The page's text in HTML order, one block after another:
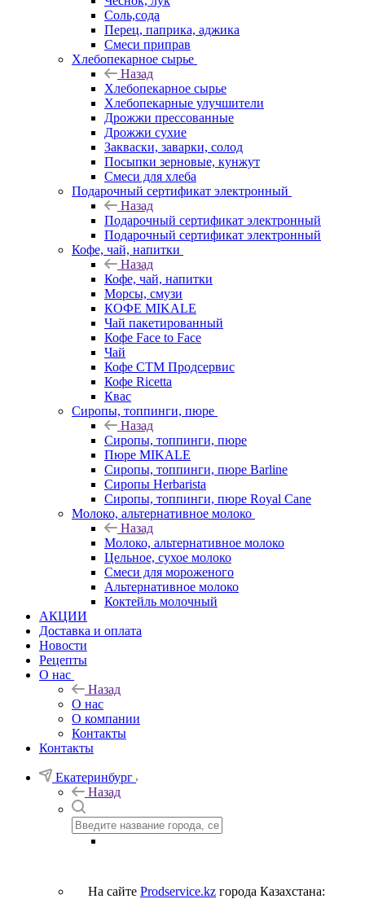
Соль,сода
Перец, паприка, аджика
Смеси приправ
Хлебопекарное сырье
Назад
Хлебопекарное сырье
Хлебопекарные улучшители
Дрожжи прессованные
Дрожжи сухие
Закваски, заварки, солод
Посыпки зерновые, кунжут
Смеси для хлеба
Подарочный сертификат электронный
Назад
Подарочный сертификат электронный
Подарочный сертификат электронный
Кофе, чай, напитки
Назад
Кофе, чай, напитки
Морсы, смузи
КОФЕ MIKALE
Чай пакетированный
Кофе Face to Face
Чай
Кофе СТМ Продсервис
Кофе Ricetta
Квас
Сиропы, топпинги, пюре
Назад
Сиропы, топпинги, пюре
Пюре MIKALE
Сиропы, топпинги, пюре Barline
Сиропы Herbarista
Сиропы, топпинги, пюре Royal Cane
Молоко, альтернативное молоко
Назад
Молоко, альтернативное молоко
Цельное, сухое молоко
Смеси для мороженого
Альтернативное молоко
Коктейль молочный
АКЦИИ
Доставка и оплата
Новости
Рецепты
О нас
Назад
О нас
О компании
Контакты
Контакты
Екатеринбург
Назад
На сайте Prodservice.kz города Казахстана: